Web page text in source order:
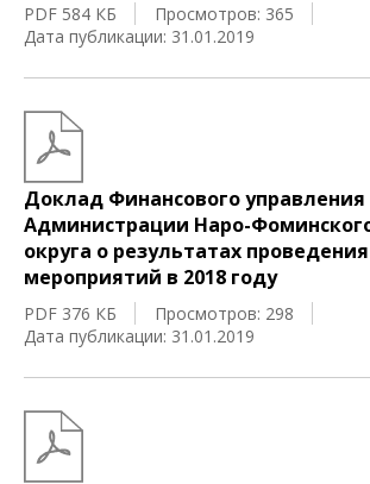
PDF 584 КБ
Просмотров: 365
Дата публикации: 31.01.2019
Доклад Финансового управления
Администрации Наро-
округа о результатах
мероприятий в 2018 году
PDF 376 КБ
Просмотров: 298
Дата публикации: 31.01.2019